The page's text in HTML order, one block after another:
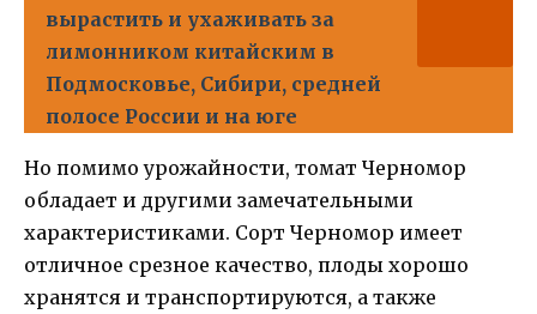
вырастить и ухаживать за
лимонником китайским в
Подмосковье, Сибири, средней
полосе России и на юге
Но помимо урожайности, томат Черномор
обладает и другими замечательными
характеристиками. Сорт Черномор имеет
отличное срезное качество, плоды хорошо
хранятся и транспортируются, а также